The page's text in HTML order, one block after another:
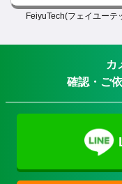
FeiyuTech(フェイユーテ
カ
確認・ご